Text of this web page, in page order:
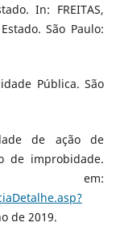
In: FREITAS,
São Paulo:
Pública. São
de ação de
de improbidade.
em:
de 2019.